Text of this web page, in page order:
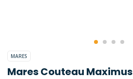
MARES
Mares Couteau Maximus